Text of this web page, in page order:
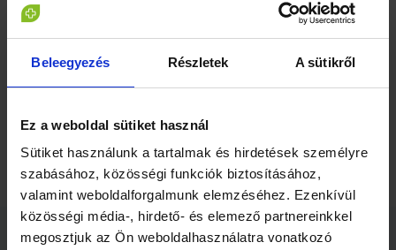
Beleegyezés Részletek A sütikről
Ez a weboldal sütiket használ
Sütiket használunk a tartalmak és hirdetések személyre
szabásához, közösségi funkciók biztosításához,
valamint weboldalforgalmunk elemzéséhez. Ezenkívül
közösségi média-, hirdető- és elemező partnereinkkel
megosztjuk az Ön weboldalhasználatra vonatkozó
{TPiVGCYHMH8}
A nyertesek névsorát és a pályamunkákat megtaláljaezen
az oldalon, ha pedig volna kedve még velünk játszani,